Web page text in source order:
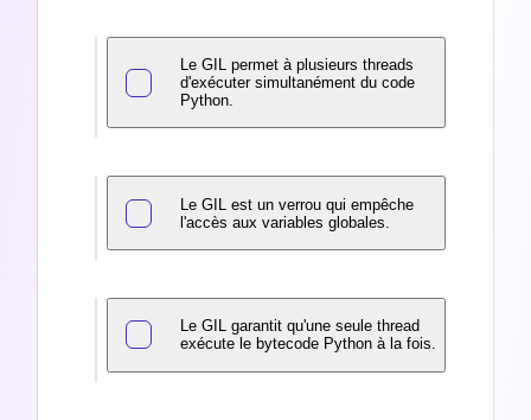
Le GIL permet à plusieurs threads
d'exécuter simultanément du code
Python.
Le GIL est un verrou qui empêche
l'accès aux variables globales.
Le GIL garantit qu'une seule thread
exécute le bytecode Python à la fois.